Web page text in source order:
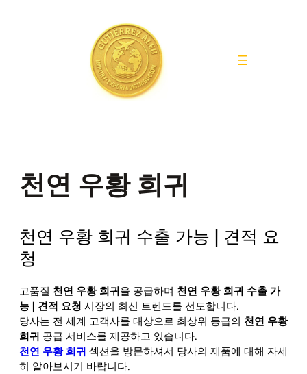
천연 우황 희귀
천연 우황 희귀 수출 가능 | 견적 요
청
고품질 천연 우황 희귀을 공급하며 천연 우황 희귀 수출 가
능 | 견적 요청 시장의 최신 트렌드를 선도합니다.
당사는 전 세계 고객사를 대상으로 최상위 등급의 천연 우황
희귀 공급 서비스를 제공하고 있습니다.
천연 우황 희귀 섹션을 방문하셔서 당사의 제품에 대해 자세
히 알아보시기 바랍니다.